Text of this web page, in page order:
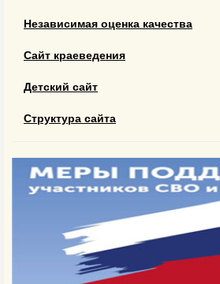
Независимая оценка качества
Сайт краеведения
Детский сайт
Структура сайта